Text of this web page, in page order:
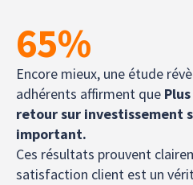
65%
Encore mieux, une étude
adhérents affirment que
retour sur investissement
important.
Ces résultats prouvent
satisfaction client est un